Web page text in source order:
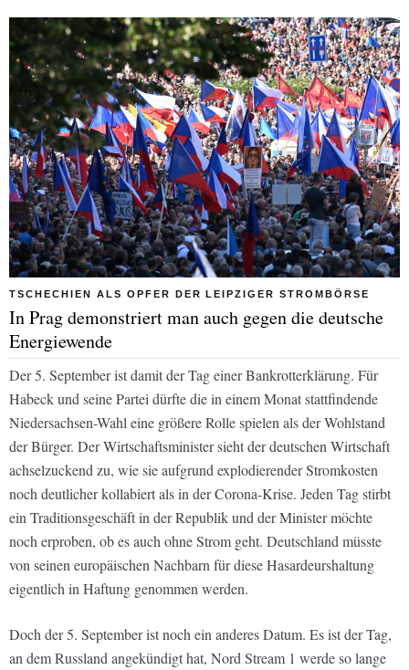
TSCHECHIEN ALS OPFER DER LEIPZIGER STROMBÖRSE
In Prag demonstriert man auch gegen die deutsche
Energiewende
Der 5. September ist damit der Tag einer Bankrotterklärung. Für
Habeck und seine Partei dürfte die in einem Monat stattfindende
Niedersachsen-Wahl eine größere Rolle spielen als der Wohlstand
der Bürger. Der Wirtschaftsminister sieht der deutschen Wirtschaft
achselzuckend zu, wie sie aufgrund explodierender Stromkosten
noch deutlicher kollabiert als in der Corona-Krise. Jeden Tag stirbt
ein Traditionsgeschäft in der Republik und der Minister möchte
noch erproben, ob es auch ohne Strom geht. Deutschland müsste
von seinen europäischen Nachbarn für diese Hasardeurshaltung
eigentlich in Haftung genommen werden.
Doch der 5. September ist noch ein anderes Datum. Es ist der Tag,
an dem Russland angekündigt hat, Nord Stream 1 werde so lange